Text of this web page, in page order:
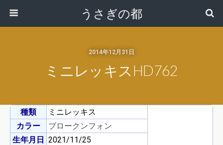
うさぎの都
2014年12月31日
ミニレッキスHD762
種類
ミニレッキス
カラー
ブロークンフォン
生年月日 2021/11/25